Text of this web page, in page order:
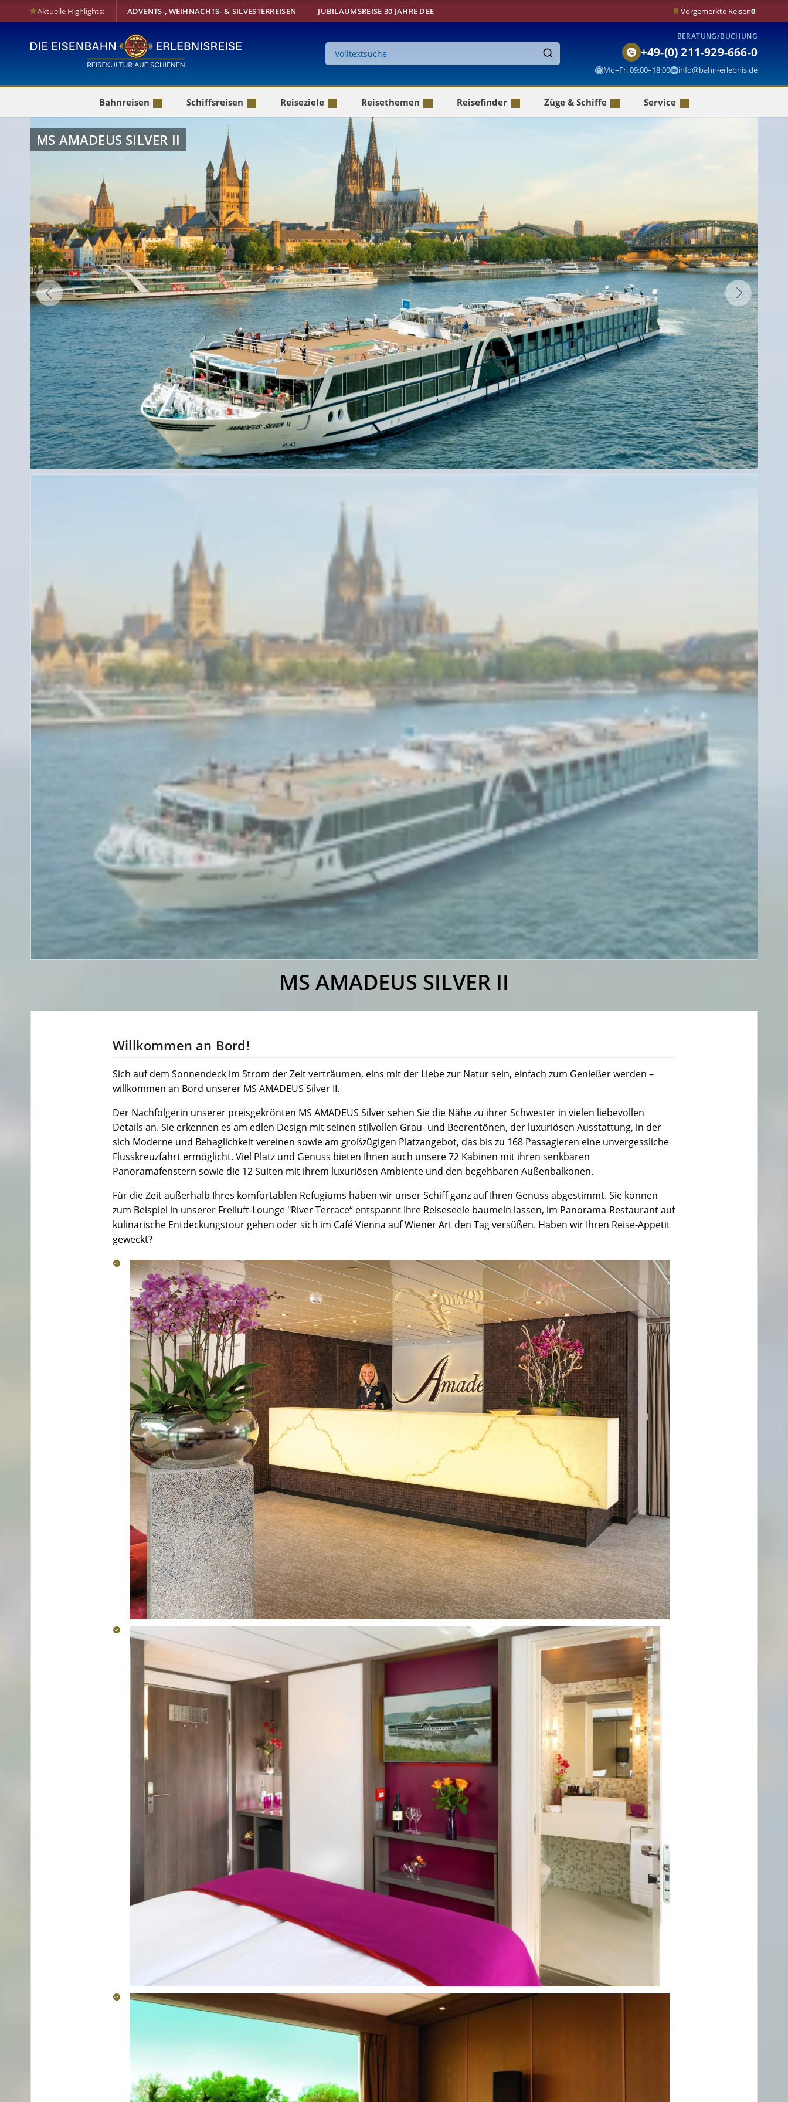
Aktuelle Highlights: ADVENTS-, WEIHNACHTS- & SILVESTERREISEN JUBILÄUMSREISE 30 JAHRE DEE Vorgemerkte Reisen0
Suche
auf
Finden
BERATUNG/BUCHUNG
+49-(0) 211-929-666-0
Mo–Fr: 09:00–18:00 info@bahn-erlebnis.de
Bahnreisen Schiffsreisen Reiseziele Reisethemen Reisefinder Züge & Schiffe Service
MS AMADEUS SILVER II
MS AMADEUS SILVER II
Willkommen an Bord!
Sich auf dem Sonnendeck im Strom der Zeit verträumen, eins mit der Liebe zur Natur sein, einfach zum Genießer werden –
willkommen an Bord unserer MS AMADEUS Silver II.
Der Nachfolgerin unserer preisgekrönten MS AMADEUS Silver sehen Sie die Nähe zu ihrer Schwester in vielen liebevollen
Details an. Sie erkennen es am edlen Design mit seinen stilvollen Grau- und Beerentönen, der luxuriösen Ausstattung, in der
sich Moderne und Behaglichkeit vereinen sowie am großzügigen Platzangebot, das bis zu 168 Passagieren eine unvergessliche
Flusskreuzfahrt ermöglicht. Viel Platz und Genuss bieten Ihnen auch unsere 72 Kabinen mit ihren senkbaren
Panoramafenstern sowie die 12 Suiten mit ihrem luxuriösen Ambiente und den begehbaren Außenbalkonen.
Für die Zeit außerhalb Ihres komfortablen Refugiums haben wir unser Schiff ganz auf Ihren Genuss abgestimmt. Sie können
zum Beispiel in unserer Freiluft-Lounge "River Terrace“ entspannt Ihre Reiseseele baumeln lassen, im Panorama-Restaurant auf
kulinarische Entdeckungstour gehen oder sich im Café Vienna auf Wiener Art den Tag versüßen. Haben wir Ihren Reise-Appetit
geweckt?